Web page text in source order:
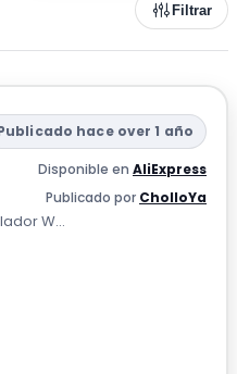
Filtrar
hace over 1 año
Disponible en AliExpress
Publicado por CholloYa
W...